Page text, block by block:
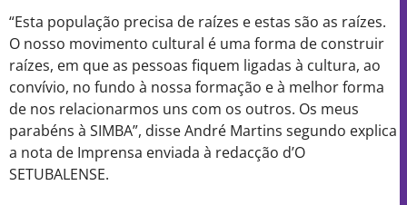
“Esta população precisa de raízes e estas são as raízes.
O nosso movimento cultural é uma forma de construir
raízes, em que as pessoas fiquem ligadas à cultura, ao
convívio, no fundo à nossa formação e à melhor forma
de nos relacionarmos uns com os outros. Os meus
parabéns à SIMBA”, disse André Martins segundo explica
a nota de Imprensa enviada à redacção d’O
SETUBALENSE.